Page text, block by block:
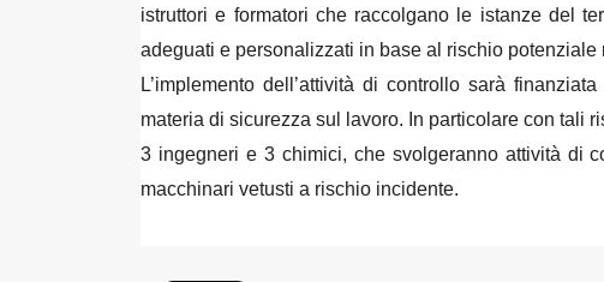
istruttori e formatori che raccolgano le istanze del
adeguati e personalizzati in base al rischio
L’implemento dell’attività di controllo sarà
materia di sicurezza sul lavoro. In particolare con tali
3 ingegneri e 3 chimici, che svolgeranno attività di
macchinari vetusti a rischio incidente.